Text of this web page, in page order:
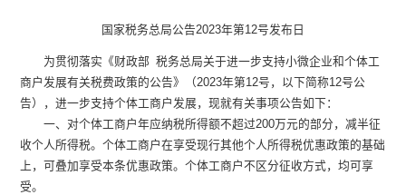
国家税务总局公告2023年第12号发布日
为贯彻落实《财政部 税务总局关于进一步支持小微企业和个体工
商户发展有关税费政策的公告》（2023年第12号，以下简称12号公
告），进一步支持个体工商户发展，现就有关事项公告如下：
一、对个体工商户年应纳税所得额不超过200万元的部分，减半征
收个人所得税。个体工商户在享受现行其他个人所得税优惠政策的基础
上，可叠加享受本条优惠政策。个体工商户不区分征收方式，均可享
受。